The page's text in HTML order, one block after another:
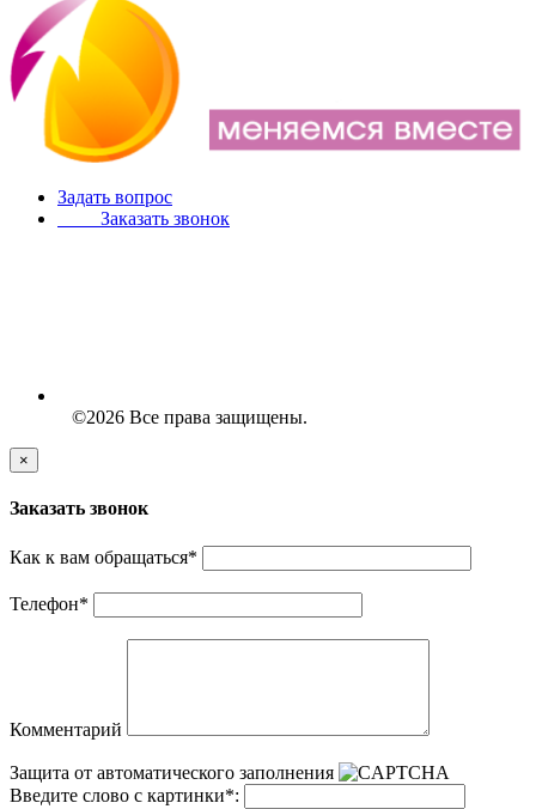
Задать вопрос
Заказать звонок
©2026 Все права защищены.
×
Заказать звонок
Как к вам обращаться*
Телефон*
Комментарий
Защита от автоматического заполнения
Введите слово с картинки*: